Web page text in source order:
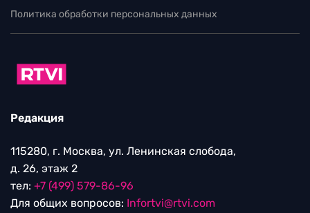
Политика обработки персональных данных
Редакция
115280, г. Москва, ул. Ленинская слобода,
д. 26, этаж 2
тел: +7 (499) 579-86-96
Для общих вопросов: Infortvi@rtvi.com